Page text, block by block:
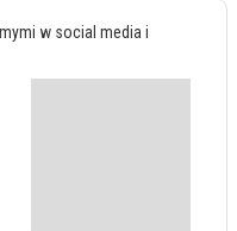
w social media i